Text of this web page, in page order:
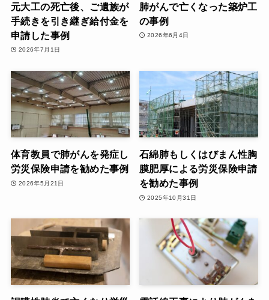
元大工の死亡後、ご遺族が
手続きを引き継ぎ給付金を
申請した事例
2026年7月1日
肺がんで亡くなった築炉工
の事例
2026年6月4日
体育教員で肺がんを発症し
労災保険申請を勧めた事例
2026年5月21日
石綿肺もしくはびまん性胸
膜肥厚による労災保険申請
を勧めた事例
2025年10月31日